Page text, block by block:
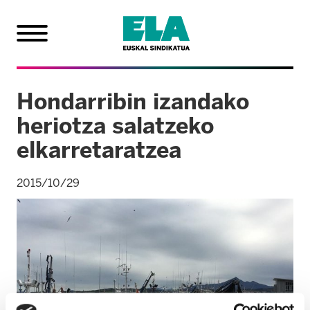
Hondarribin izandako
heriotza salatzeko
elkarretaratzea
2015/10/29